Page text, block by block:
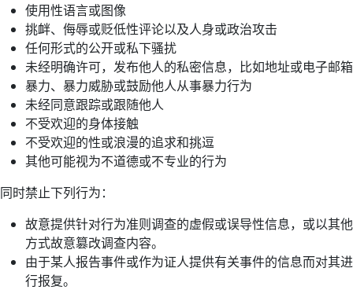
使用性语言或图像
挑衅、侮辱或贬低性评论以及人身或政治攻击
任何形式的公开或私下骚扰
未经明确许可，发布他人的私密信息，比如地址或电子邮箱
暴力、暴力威胁或鼓励他人从事暴力行为
未经同意跟踪或跟随他人
不受欢迎的身体接触
不受欢迎的性或浪漫的追求和挑逗
其他可能视为不道德或不专业的行为
同时禁止下列行为：
故意提供针对行为准则调查的虚假或误导性信息，或以其他
方式故意篡改调查内容。
由于某人报告事件或作为证人提供有关事件的信息而对其进
行报复。